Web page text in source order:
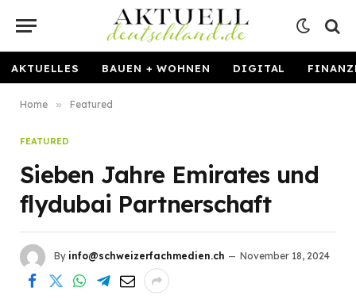
AKTUELLES BAUEN + WOHNEN DIGITAL
Home » Featured
FEATURED
Sieben Jahre Emirates und
flydubai Partnerschaft
By info@schweizerfachmedien.ch November 18, 2024